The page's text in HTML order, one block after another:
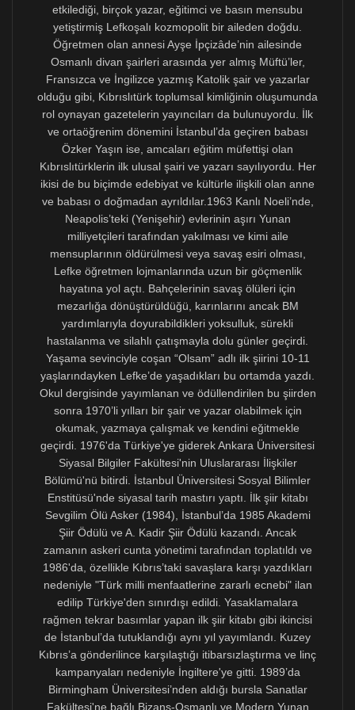
Türkçenin resmî AB dili, hiç değilse Yunanistan dahil
diğer üç üye ülkedeki gibi AB’nin ayrıcalıklı azınlık
dillerinden biri olarak kabul görmesi meselesinden önce
bazı pratik iyileştirmelere gidilmesi düşünülmelidir. Bu
amaçla Kıbrıs Cumhuriyeti’ne aktarılan dil, eğitim,
basın-yayın ve kültür amaçlı AB fonlarında, Türkçenin
özel durumu gözetilerek yeni düzenlemeler yapılabilir.
Böylece Kıbrıslıtürk vatandaşların Türkçenin AB’den ve
Kıbrıs Cumhuriyeti’ndeki birçok alandan dışlanması
nedeniyle uğradıkları mağduriyetler kısmen giderilebilir.
Brüksel’de Türkçe için pankart açmaya giden AB’de
mevki sahibi kimi Kıbrıslıtürk kökenli politikacı
dostlarımızın, yol boyunca inşaatlarda çalışan
Kıbrıslıtürk işçilerin dilinde hiçbir iş güvenliği yazısı
bulunmayışından, kaza geçiren işçilerin gittiği
hastanelerin acil servislerinde bile Türkçeye yer
verilmeyişinden, Larnaka Uçakalanı’nda ise Türkçe
yönlendirme levhalarına ve Kıbrıs uçaklarını kullanan
sayısız Kıbrıslıtürk yurttaşın anlayabileceği anonslara
rastlanmayışından rahatsızlık duymaması ve daha
kolay çözebilecekleri bu meseleler için Kıbrıs
Cumhuriyeti içinde bir girişim yapmaması şaşırtıcıdır.
Çünkü Türkçenin resmî AB dili olması, AB Konseyi’nin
kabul ettiği 1 Numaralı Yönetmeliğin uhdesinde olup,
Kıbrıs Sorunu’nun gidişatına, ayrıca Türkiye ile ilişkilere
bağlı karmaşık bir konudur.
Kıbrıs’ı uluslararası platformlarda temsil eden bir şair,
yazar, akademi ve kültür insanı olarak, ülkem AB üyesi
iken yazı dilim Türkçenin AB dili sayılmamasından
ötürü sadece sıkıntılarla karşılaşmayıp, insanı
gülümsetecek olaylar da yaşadığım vakidir. İngiltere’nin
AB içinde yer aldığı 26 Nisan 2004 tarihindekiThe
Guardiangazetesi, “Yeni Avrupalı Akrabalarımızı
Tanıyalım” başlığıyla AB’ye yeni üye olan 10 ülkenin
yazarlarından birer yazı istemiş, Kıbrıs’ı ise benim
makalemle tanıtmıştı. Orada, Türkçenin AB dili
sayılmamasının yarattığı sorunlardan ve Kıbrıs’ı
Avrupa’ya tanıtırken Türkçe konuşan bir Kıbrıslı yazar
olmamın paradoksundan söz etmiştim. Ama o kadar
uzağa gitmeye gerek yok: 26 Kasım 2022’de AB
Komisyonu’nun girişimiyle gerçekleşen Tokyo Avrupalı